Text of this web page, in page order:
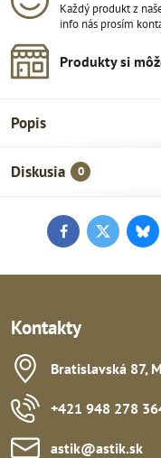
Každý produkt z
info nás prosím
Produkty si
Popis
Diskusia 0
FacebookTwitter
Kontakty
Bratislavská 87,
+421 948 278
astik​@astik​.sk